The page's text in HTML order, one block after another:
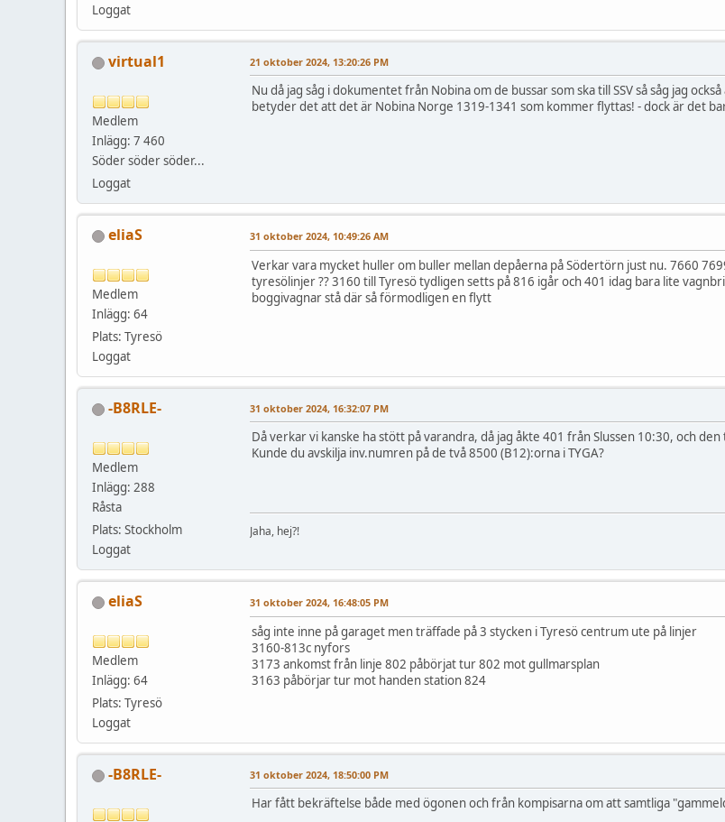
Loggat
virtual1
Medlem
Inlägg: 7 460
Söder söder söder...
Loggat
21 oktober 2024, 13:20:26 PM
Nu då jag såg i dokumentet från Nobina om de bussar som ska till SSV så såg jag
betyder det att det är Nobina Norge 1319-1341 som kommer flyttas! - dock är det
eliaS
Medlem
Inlägg: 64
Plats: Tyresö
Loggat
31 oktober 2024, 10:49:26 AM
Verkar vara mycket huller om buller mellan depåerna på Södertörn just nu. 7660
tyresölinjer ?? 3160 till Tyresö tydligen setts på 816 igår och 401 idag bara lite
boggivagnar stå där så förmodligen en flytt
-B8RLE-
Medlem
Inlägg: 288
Råsta
Plats: Stockholm
Loggat
31 oktober 2024, 16:32:07 PM
Då verkar vi kanske ha stött på varandra, då jag åkte 401 från Slussen 10:30, och
Kunde du avskilja inv.numren på de två 8500 (B12):orna i TYGA?
Jaha, hej?!
eliaS
Medlem
Inlägg: 64
Plats: Tyresö
Loggat
31 oktober 2024, 16:48:05 PM
såg inte inne på garaget men träffade på 3 stycken i Tyresö centrum ute på linjer
3160-813c nyfors
3173 ankomst från linje 802 påbörjat tur 802 mot gullmarsplan
3163 påbörjar tur mot handen station 824
-B8RLE- 31 oktober 2024, 18:50:00 PM
Har fått bekräftelse både med ögonen och från kompisarna om att samtliga